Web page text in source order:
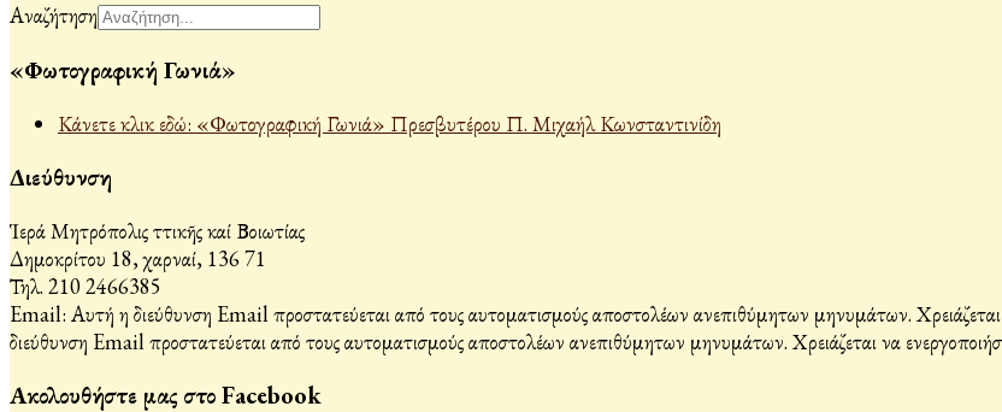
Αναζήτηση
«Φωτογραφική Γωνιά»
Κάνετε κλικ εδώ: «Φωτογραφική Γωνιά» Πρεσβυτέρου Π. Μιχαήλ Κωνσταντινίδη
Διεύθυνση
Ἱερά Μητρόπολις Ἀττικῆς καί Βοιωτίας
Δημοκρίτου 18, Ἀχαρναί, 136 71
Τηλ. 210 2466385
Email: Αυτή η διεύθυνση Email προστατεύεται από τους αυτοματισμούς αποστολέων ανεπιθύμητων μηνυμάτων.
διεύθυνση Email προστατεύεται από τους αυτοματισμούς αποστολέων ανεπιθύμητων μηνυμάτων. Χρειάζεται να
Ακολουθήστε μας στο Facebook